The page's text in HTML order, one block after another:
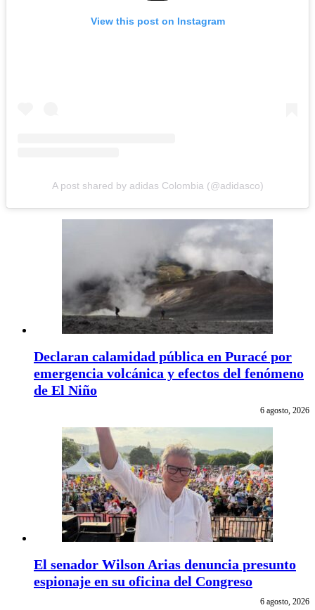
View this post on Instagram
A post shared by adidas Colombia (@adidasco)
Declaran calamidad pública en Puracé por
emergencia volcánica y efectos del fenómeno
de El Niño
6 agosto, 2026
El senador Wilson Arias denuncia presunto
espionaje en su oficina del Congreso
6 agosto, 2026